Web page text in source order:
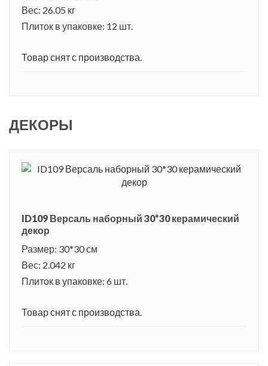
Вес: 26.05 кг
Плиток в упаковке: 12 шт.
Товар снят с производства.
ДЕКОРЫ
ID109 Версаль наборный 30*30 керамический
декор
Размер: 30*30 см
Вес: 2.042 кг
Плиток в упаковке: 6 шт.
Товар снят с производства.